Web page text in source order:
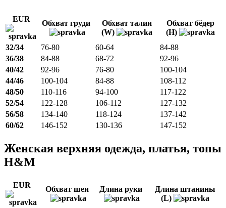
EUR Обхват груди
Обхват талии
(W)
Обхват бёдер
(H)
32/34
76-80 60-64
84-88
36/38
84-88 68-72
92-96
40/42
92-96 76-80
100-104
44/46
100-104 84-88
108-112
48/50
110-116 94-100
117-122
52/54
122-128 106-112
127-132
56/58
134-140 118-124
137-142
60/62
146-152 130-136 147-152
Женская верхняя одежда, платья, топы
H&M
EUR Обхват шеи Длина руки
Длина штанины
(L)